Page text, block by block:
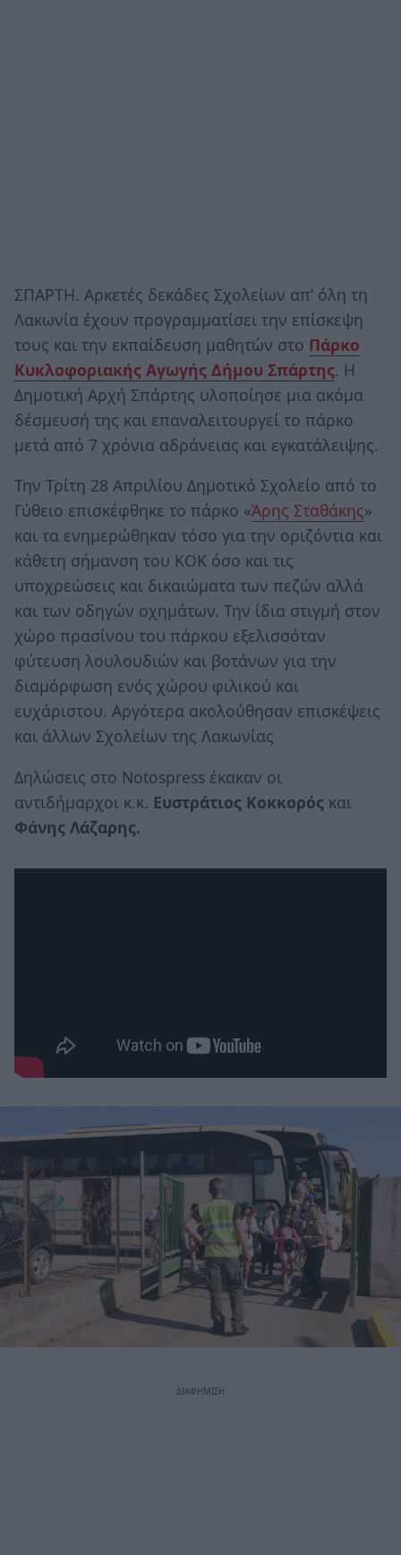
ΣΠΑΡΤΗ. Αρκετές δεκάδες Σχολείων απ’ όλη τη
Λακωνία έχουν προγραμματίσει την επίσκεψη
τους και την εκπαίδευση μαθητών στο Πάρκο
Κυκλοφοριακής Αγωγής Δήμου Σπάρτης. Η
Δημοτική Αρχή Σπάρτης υλοποίησε μια ακόμα
δέσμευσή της και επαναλειτουργεί το πάρκο
μετά από 7 χρόνια αδράνειας και εγκατάλειψης.
Την Τρίτη 28 Απριλίου Δημοτικό Σχολείο από το
Γύθειο επισκέφθηκε το πάρκο «Άρης Σταθάκης»
και τα ενημερώθηκαν τόσο για την οριζόντια και
κάθετη σήμανση του ΚΟΚ όσο και τις
υποχρεώσεις και δικαιώματα των πεζών αλλά
και των οδηγών οχημάτων. Την ίδια στιγμή στον
χώρο πρασίνου του πάρκου εξελισσόταν
φύτευση λουλουδιών και βοτάνων για την
διαμόρφωση ενός χώρου φιλικού και
ευχάριστου. Αργότερα ακολούθησαν επισκέψεις
και άλλων Σχολείων της Λακωνίας
Δηλώσεις στο Notospress έκακαν οι
αντιδήμαρχοι κ.κ. Ευστράτιος Κοκκορός και
Φάνης Λάζαρης.